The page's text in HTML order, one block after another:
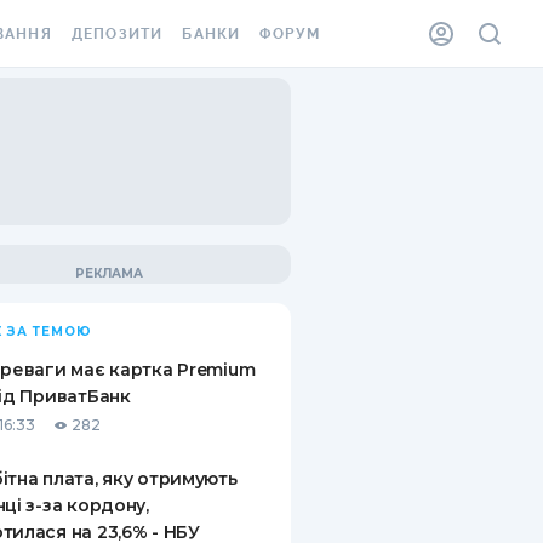
ВІНЬЄТКА
ВІД
ВИПАДКІВ
ДЕПОЗИТИ
ПИТАННЯ ТА ВІДПОВІДІ
ПУТІВНИКИ ПО
БАНКИ ФОРУМ
ЗА ТЕМОЮ
має картка Premium
ПриватБанк
282
плата, яку отримують
з-за кордону,
на 23,6% - НБУ